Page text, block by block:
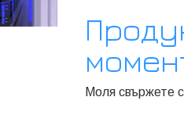
Моля свържете